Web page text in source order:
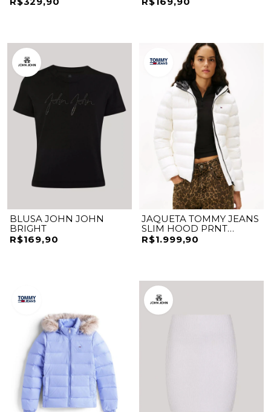
BLUSA JOHN JOHN
BRIGHT
R$169,90
JAQUETA TOMMY JEANS
SLIM HOOD PRNT
DOWN JCKT EXT
R$1.999,90